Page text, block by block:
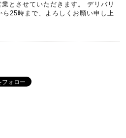
とさせていただきます。 デリバリ
25時まで、よろしくお願い申し上